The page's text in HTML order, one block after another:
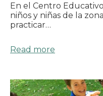
En el Centro
niños y niñas de la
practicar…
Read more